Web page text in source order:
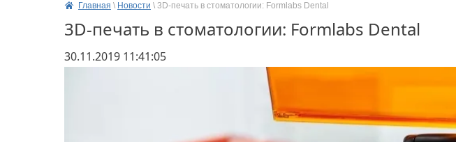
Главная \ Новости \ 3D-печать в стоматологии: Formlabs Dental
3D-печать в стоматологии: Formlabs Dental
30.11.2019 11:41:05